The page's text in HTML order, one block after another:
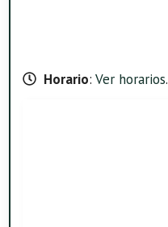
Horario: Ver horarios.